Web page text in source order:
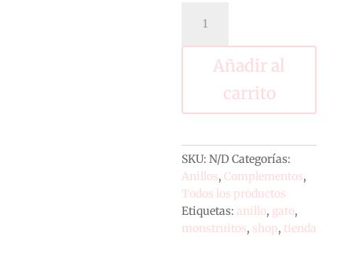
monstruitos
cantidad
Añadir al
carrito
SKU:N/D Categorías:
Anillos, Complementos,
Todos los productos
Etiquetas:anillo, gato,
monstruitos, shop, tienda